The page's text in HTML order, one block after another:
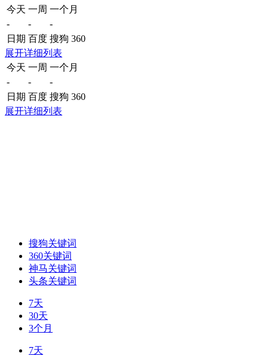
今天 一周 一个月
-
-
-
日期 百度 搜狗 360
展开详细列表
今天 一周 一个月
-
-
-
日期 百度 搜狗 360
展开详细列表
搜狗关键词
360关键词
神马关键词
头条关键词
7天
30天
3个月
7天